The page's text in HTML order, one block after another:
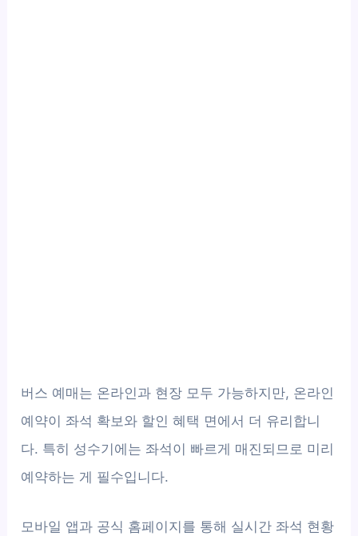
버스 예매는 온라인과 현장 모두 가능하지만, 온라인
예약이 좌석 확보와 할인 혜택 면에서 더 유리합니
다. 특히 성수기에는 좌석이 빠르게 매진되므로 미리
예약하는 게 필수입니다.
모바일 앱과 공식 홈페이지를 통해 실시간 좌석 현황